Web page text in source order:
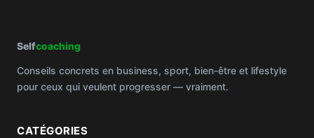
Selfcoaching
Conseils concrets en business, sport, bien-être et lifestyle
pour ceux qui veulent progresser — vraiment.
CATÉGORIES